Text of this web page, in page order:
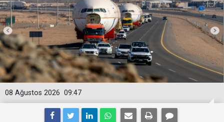
09:47
08 Ağustos 2026